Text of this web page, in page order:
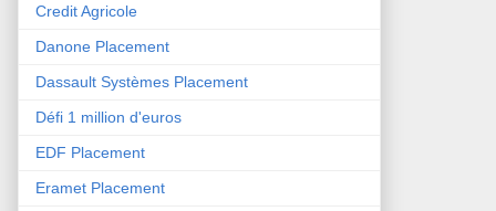
Credit Agricole
Danone Placement
Dassault Systèmes Placement
Défi 1 million d'euros
EDF Placement
Eramet Placement